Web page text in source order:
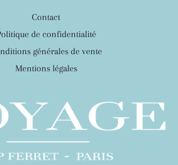
Contact
de confidentialité
générales de vente
Mentions légales